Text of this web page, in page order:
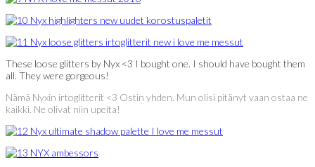
These loose glitters by Nyx <3 I bought one. I should have bought them
all. They were gorgeous!
Nämä Nyxin irtoglitterit <3 Ostin yhden. Mun olisi pitänyt vaan ostaa ne
kaikki. Ne olivat niin upeita!